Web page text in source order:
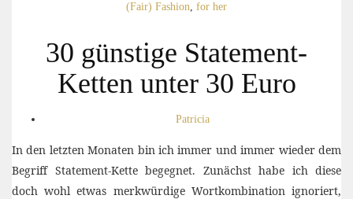
(Fair) Fashion, for her
30 günstige Statement-
Ketten unter 30 Euro
Patricia
In den letzten Monaten bin ich immer und immer wieder dem
Begriff Statement-Kette begegnet. Zunächst habe ich diese
doch wohl etwas merkwürdige Wortkombination ignoriert,